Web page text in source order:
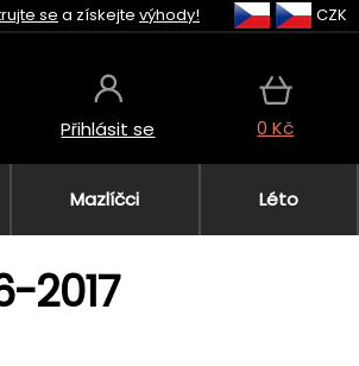
se a získejte výhody! CZK
Přihlásit se 0 Kč
Mazlíčci Léto
2017